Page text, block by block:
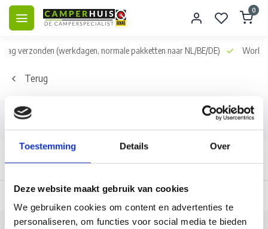
Toestemming Details Over
Deze website maakt gebruik van cookies
We gebruiken cookies om content en advertenties te
personaliseren, om functies voor social media te bieden
0
verzonden(werkdagen, normale pakketten naar NL/BE/DE) World
Terug
Filters
(werkdagen, normale pakketten naar NL/BE/DE)